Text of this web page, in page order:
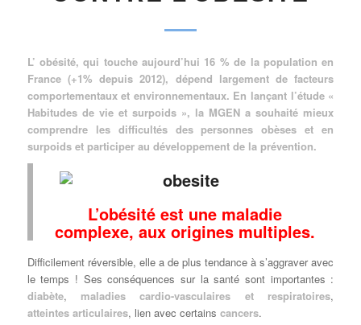
L’ obésité, qui touche aujourd’hui 16 % de la population en
France (+1% depuis 2012), dépend largement de facteurs
comportementaux et environnementaux. En lançant l’étude «
Habitudes de vie et surpoids », la MGEN a souhaité mieux
comprendre les difficultés des personnes obèses et en
surpoids et participer au développement de la prévention.
L’obésité est une maladie
complexe, aux origines multiples.
Difficilement réversible, elle a de plus tendance à s’aggraver avec
le temps ! Ses conséquences sur la santé sont importantes :
diabète, maladies cardio-vasculaires et respiratoires,
atteintes articulaires, lien avec certains cancers.